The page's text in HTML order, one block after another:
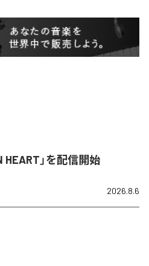
HEART」を配信開始
2026.8.6